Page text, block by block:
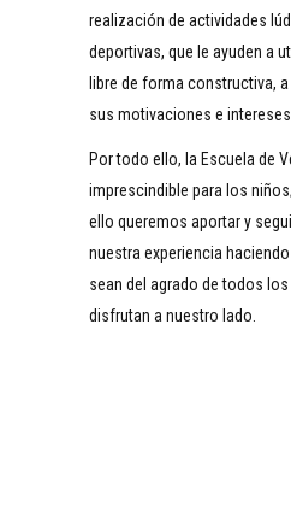
realización de actividades
deportivas, que le ayuden a
libre de forma constructiva,
sus motivaciones e intereses.
Por todo ello, la Escuela de
imprescindible para los
ello queremos aportar y
nuestra experiencia
sean del agrado de todos
disfrutan a nuestro lado.